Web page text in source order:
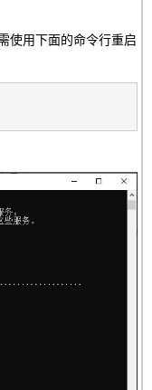
使用下面的命令行重启